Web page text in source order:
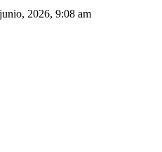
2026, 9:08 am